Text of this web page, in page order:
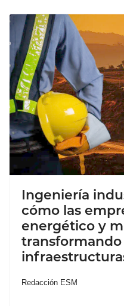
Ingeniería
cómo las
energético y
transformando
Redacción ESM